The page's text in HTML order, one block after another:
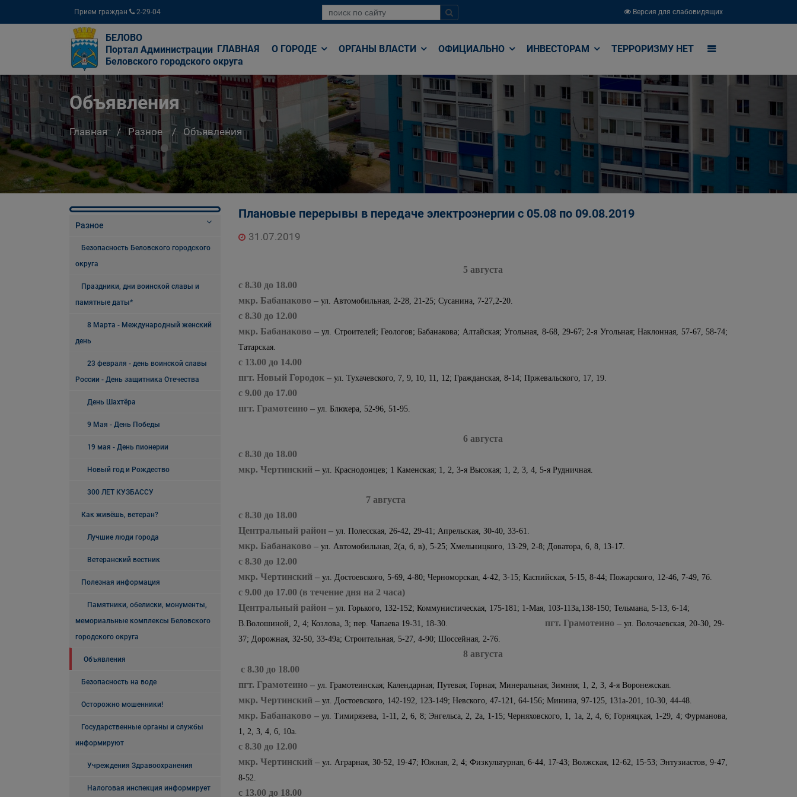
Прием граждан 2-29-04 Версия для слабовидящих
БЕЛОВО
Портал Администрации
Беловского городского округа
ГЛАВНАЯ О ГОРОДЕ ОРГАНЫ ВЛАСТИ ОФИЦИАЛЬНО ИНВЕСТОРАМ ТЕРРОРИЗМУ НЕТ
Объявления
Главная Разное Объявления
Разное
Безопасность Беловского городского
округа
Праздники, дни воинской славы и
памятные даты*
8 Марта - Международный женский
день
23 февраля - день воинской славы
России - День защитника Отечества
День Шахтёра
9 Мая - День Победы
19 мая - День пионерии
Новый год и Рождество
300 ЛЕТ КУЗБАССУ
Как живёшь, ветеран?
Лучшие люди города
Ветеранский вестник
Полезная информация
Памятники, обелиски, монументы,
мемориальные комплексы Беловского
городского округа
Объявления
Безопасность на воде
Осторожно мошенники!
Государственные органы и службы
информируют
Учреждения Здравоохранения
Налоговая инспекция информирует
Плановые перерывы в передаче электроэнергии с 05.08 по 09.08.2019
31.07.2019
5 августа
с 8.30 до 18.00
мкр. Бабанаково – ул. Автомобильная, 2-28, 21-25; Сусанина, 7-27,2-20.
с 8.30 до 12.00
мкр. Бабанаково – ул. Строителей; Геологов; Бабанакова; Алтайская; Угольная, 8-68, 29-67; 2-я Угольная; Наклонная, 57-67, 58-74;
Татарская.
с 13.00 до 14.00
пгт. Новый Городок – ул. Тухачевского, 7, 9, 10, 11, 12; Гражданская, 8-14; Пржевальского, 17, 19.
с 9.00 до 17.00
пгт. Грамотеино – ул. Блюхера, 52-96, 51-95.
6 августа
с 8.30 до 18.00
мкр. Чертинский – ул. Краснодонцев; 1 Каменская; 1, 2, 3-я Высокая; 1, 2, 3, 4, 5-я Рудничная.
7 августа
с 8.30 до 18.00
Центральный район – ул. Полесская, 26-42, 29-41; Апрельская, 30-40, 33-61.
мкр. Бабанаково – ул. Автомобильная, 2(а, б, в), 5-25; Хмельницкого, 13-29, 2-8; Доватора, 6, 8, 13-17.
с 8.30 до 12.00
мкр. Чертинский – ул. Достоевского, 5-69, 4-80; Черноморская, 4-42, 3-15; Каспийская, 5-15, 8-44; Пожарского, 12-46, 7-49, 7б.
с 9.00 до 17.00 (в течение дня на 2 часа)
Центральный район – ул. Горького, 132-152; Коммунистическая, 175-181; 1-Мая, 103-113а,138-150; Тельмана, 5-13, 6-14;
В.Волошиной, 2, 4; Козлова, 3; пер. Чапаева 19-31, 18-30. пгт. Грамотеино – ул. Волочаевская, 20-30, 29-
37; Дорожная, 32-50, 33-49а; Строительная, 5-27, 4-90; Шоссейная, 2-76.
8 августа
с 8.30 до 18.00
пгт. Грамотеино – ул. Грамотеинская; Календарная; Путевая; Горная; Минеральная; Зимняя; 1, 2, 3, 4-я Воронежская.
мкр. Чертинский – ул. Достоевского, 142-192, 123-149; Невского, 47-121, 64-156; Минина, 97-125, 131а-201, 10-30, 44-48.
мкр. Бабанаково – ул. Тимирязева, 1-11, 2, 6, 8; Энгельса, 2, 2а, 1-15; Черняховского, 1, 1а, 2, 4, 6; Горняцкая, 1-29, 4; Фурманова,
1, 2, 3, 4, 6, 10а.
с 8.30 до 12.00
мкр. Чертинский – ул. Аграрная, 30-52, 19-47; Южная, 2, 4; Физкультурная, 6-44, 17-43; Волжская, 12-62, 15-53; Энтузиастов, 9-47,
8-52.
с 13.00 до 18.00